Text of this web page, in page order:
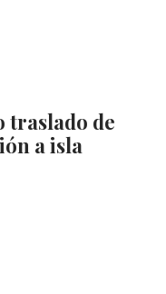
traslado de
a isla